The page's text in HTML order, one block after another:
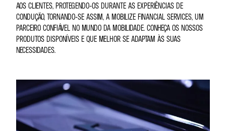
AOS CLIENTES, PROTEGENDO-OS DURANTE AS EXPERIÊNCIAS DE
CONDUÇÃO, TORNANDO-SE ASSIM, A MOBILIZE FINANCIAL SERVICES, UM
PARCEIRO CONFIÁVEL NO MUNDO DA MOBILIDADE. CONHEÇA OS NOSSOS
PRODUTOS DISPONÍVEIS E QUE MELHOR SE ADAPTAM ÀS SUAS
NECESSIDADES.